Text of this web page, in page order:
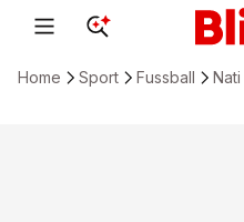
Home Sport Fussball Nati